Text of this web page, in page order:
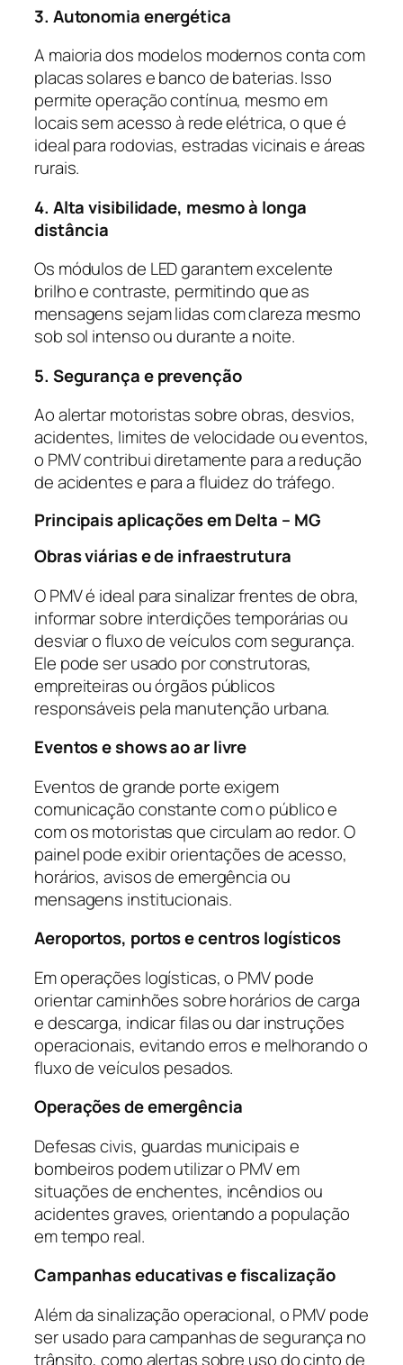
3. Autonomia energética
A maioria dos modelos modernos conta com
placas solares e banco de baterias. Isso
permite operação contínua, mesmo em
locais sem acesso à rede elétrica, o que é
ideal para rodovias, estradas vicinais e áreas
rurais.
4. Alta visibilidade, mesmo à longa
distância
Os módulos de LED garantem excelente
brilho e contraste, permitindo que as
mensagens sejam lidas com clareza mesmo
sob sol intenso ou durante a noite.
5. Segurança e prevenção
Ao alertar motoristas sobre obras, desvios,
acidentes, limites de velocidade ou eventos,
o PMV contribui diretamente para a redução
de acidentes e para a fluidez do tráfego.
Principais aplicações em Delta – MG
Obras viárias e de infraestrutura
O PMV é ideal para sinalizar frentes de obra,
informar sobre interdições temporárias ou
desviar o fluxo de veículos com segurança.
Ele pode ser usado por construtoras,
empreiteiras ou órgãos públicos
responsáveis pela manutenção urbana.
Eventos e shows ao ar livre
Eventos de grande porte exigem
comunicação constante com o público e
com os motoristas que circulam ao redor. O
painel pode exibir orientações de acesso,
horários, avisos de emergência ou
mensagens institucionais.
Aeroportos, portos e centros logísticos
Em operações logísticas, o PMV pode
orientar caminhões sobre horários de carga
e descarga, indicar filas ou dar instruções
operacionais, evitando erros e melhorando o
fluxo de veículos pesados.
Operações de emergência
Defesas civis, guardas municipais e
bombeiros podem utilizar o PMV em
situações de enchentes, incêndios ou
acidentes graves, orientando a população
em tempo real.
Campanhas educativas e fiscalização
Além da sinalização operacional, o PMV pode
ser usado para campanhas de segurança no
trânsito, como alertas sobre uso do cinto de